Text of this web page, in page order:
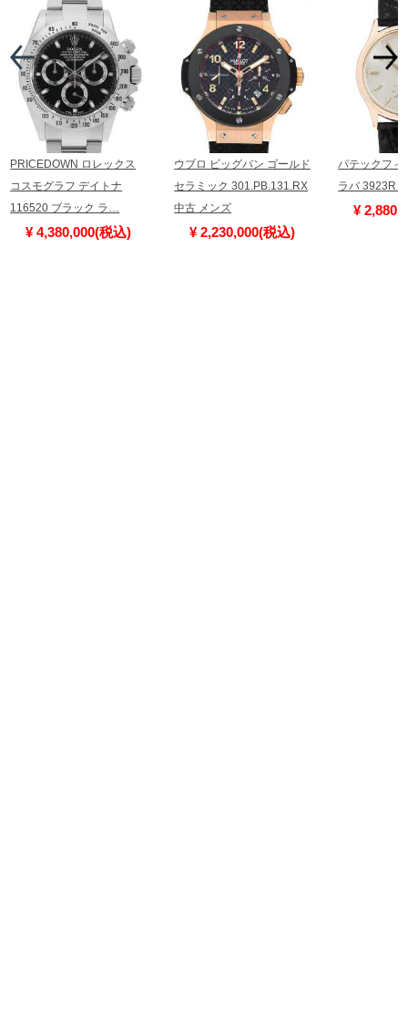
PRICEDOWN ロレックス
コスモグラフ デイトナ
116520 ブラック ラ…
¥ 4,380,000(税込)
ウブロ ビッグバン ゴールド
セラミック 301.PB.131.RX
中古 メンズ
¥ 2,230,000(税込)
パテックフィ
ラバ 3923R
¥